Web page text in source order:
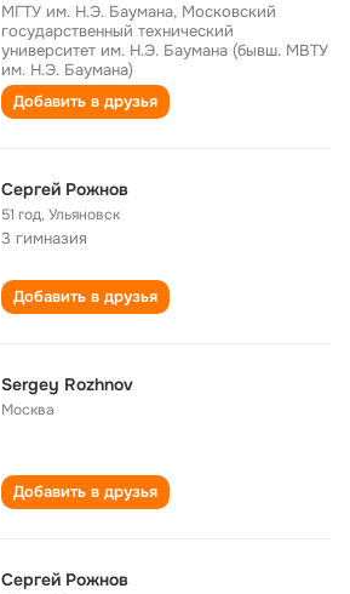
МГТУ им. Н.Э. Баумана, Московский
государственный технический
университет им. Н.Э. Баумана (бывш. МВТУ
им. Н.Э. Баумана)
Добавить в друзья
Cергей Рожнов
51 год,Ульяновск
3 гимназия
Добавить в друзья
Sergey Rozhnov
Москва
Добавить в друзья
Сергей Рожнов